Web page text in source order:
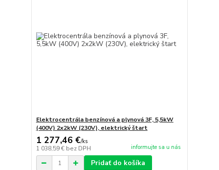
Elektrocentrála benzínová a plynová 3F, 5,5kW
(400V) 2x2kW (230V), elektrický štart
1 277,46 €/ks
1 038,59 € bez DPH informujte sa u nás
Pridať do košíka